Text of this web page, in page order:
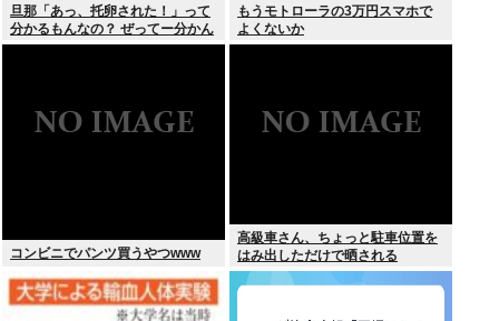
旦那「あっ、托卵された！」って
分かるもんなの？ ぜってー分かん
ないだろ。
もうモトローラの3万円スマホで
よくないか
コンビニでパンツ買うやつwww
高級車さん、ちょっと駐車位置を
はみ出しただけで晒される
wwwWwwWWw